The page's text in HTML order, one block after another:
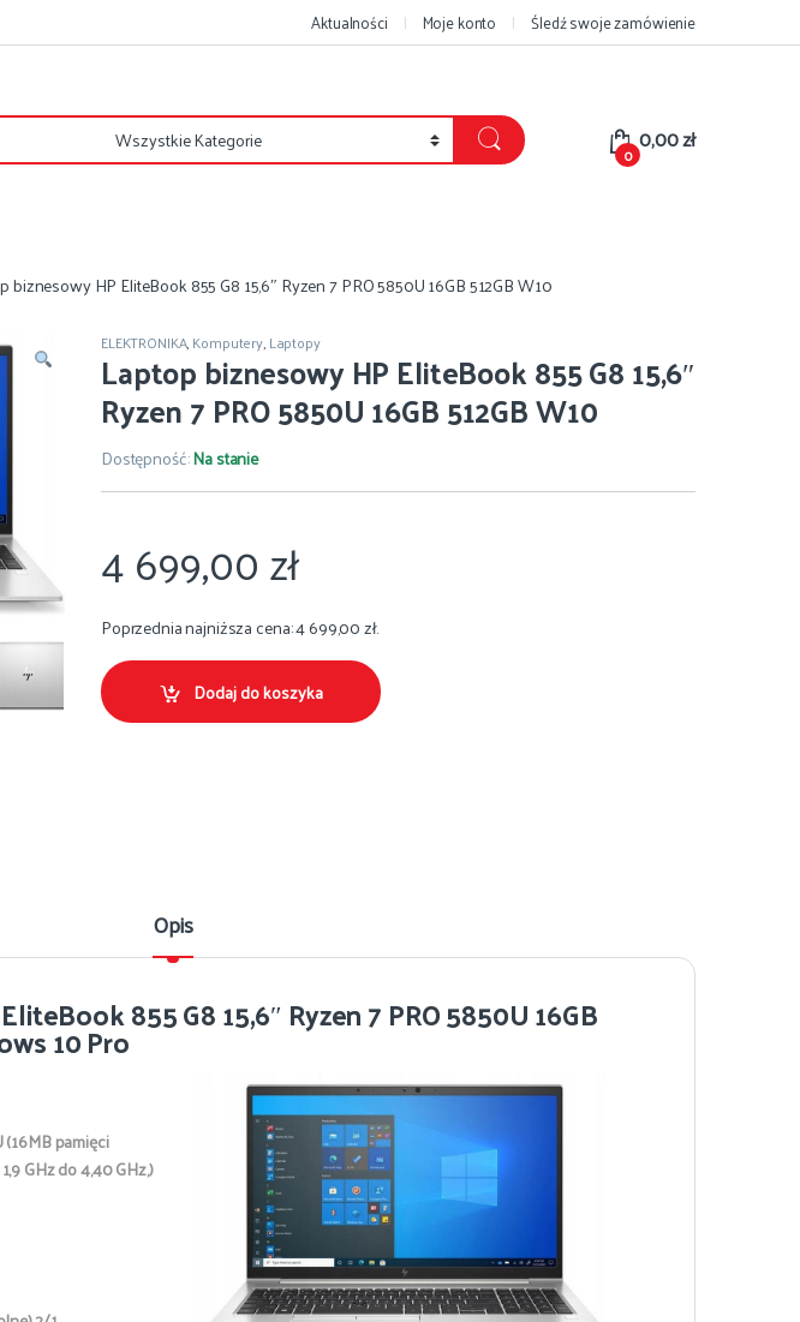
Aktualności Moje konto Śledź swoje zamówienie
0 0,00zł
biznesowy HP EliteBook 855 G8 15,6″ Ryzen 7 PRO 5850U 16GB 512GB W10
ELEKTRONIKA,Komputery,Laptopy
Laptop biznesowy HP EliteBook 855 G8 15,6″
Ryzen 7 PRO 5850U 16GB 512GB W10
Dostępność:Na stanie
4 699,00zł
Poprzednia najniższa cena:4 699,00zł.
Dodaj do koszyka
Opis
855 G8 15,6″ Ryzen 7 PRO 5850U 16GB
10 Pro
pamięci
GHz do 4,40 GHz,)